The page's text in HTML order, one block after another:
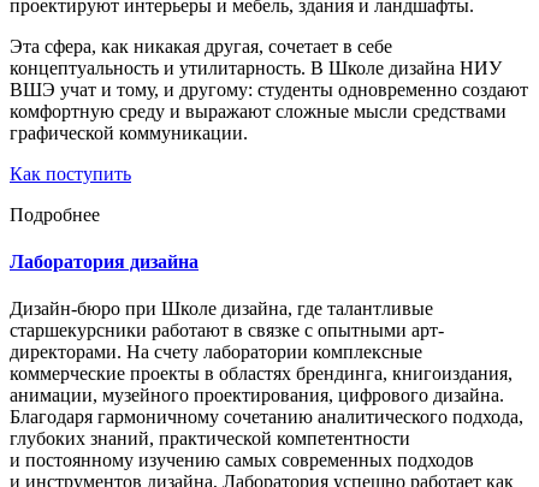
проектируют интерьеры и мебель, здания и ландшафты.
Эта сфера, как никакая другая, сочетает в себе
концептуальность и утилитарность. В Школе дизайна НИУ
ВШЭ учат и тому, и другому: студенты одновременно создают
комфортную среду и выражают сложные мысли средствами
графической коммуникации.
Как поступить
Подробнее
Лаборатория дизайна
Дизайн-бюро при Школе дизайна, где талантливые
старшекурсники работают в связке с опытными арт-
директорами. На счету лаборатории комплексные
коммерческие проекты в областях брендинга, книгоиздания,
анимации, музейного проектирования, цифрового дизайна.
Благодаря гармоничному сочетанию аналитического подхода,
глубоких знаний, практической компетентности
и постоянному изучению самых современных подходов
и инструментов дизайна, Лаборатория успешно работает как